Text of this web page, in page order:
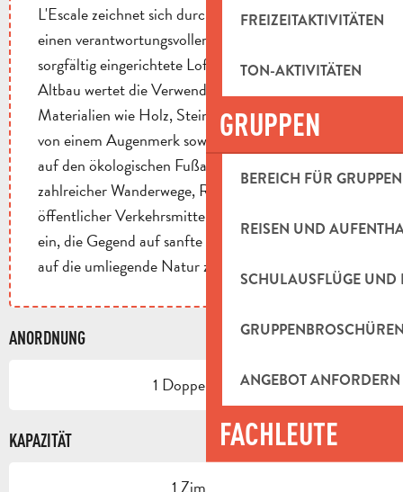
FREIZEITAKTIVITÄTEN
TON-AKTIVITÄTEN
GRUPPEN
BEREICH FÜR GRUPPEN
REISEN UND
SCHULAUSFLÜGE UND
ANGEBOT ANFORDERN
FACHLEUTE
L'Escale zeichnet sich durch sein Engagement für
einen verantwortungsvolleren Tourismus aus. Dieses
sorgfältig eingerichtete Loft in einem renovierten
Altbau wertet die Verwendung von nachhaltigen
Materialien wie Holz, Stein und Eisen auf und zeugt
von einem Augenmerk sowohl auf Komfort als auch
auf den ökologischen Fußabdruck. In der Nähe
zahlreicher Wanderwege, Radwege und kostenloser
öffentlicher Verkehrsmittel gelegen, lädt es dazu
ein, die Gegend auf sanfte Weise und mit Rücksicht
auf die umliegende Natur zu erkunden.
ANORDNUNG
1 Doppelbetten
KAPAZITÄT
1 Zimmer